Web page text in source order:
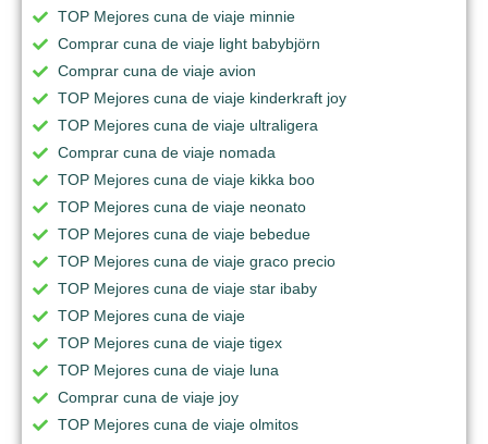
TOP Mejores cuna de viaje minnie
Comprar cuna de viaje light babybjörn
Comprar cuna de viaje avion
TOP Mejores cuna de viaje kinderkraft joy
TOP Mejores cuna de viaje ultraligera
Comprar cuna de viaje nomada
TOP Mejores cuna de viaje kikka boo
TOP Mejores cuna de viaje neonato
TOP Mejores cuna de viaje bebedue
TOP Mejores cuna de viaje graco precio
TOP Mejores cuna de viaje star ibaby
TOP Mejores cuna de viaje
TOP Mejores cuna de viaje tigex
TOP Mejores cuna de viaje luna
Comprar cuna de viaje joy
TOP Mejores cuna de viaje olmitos